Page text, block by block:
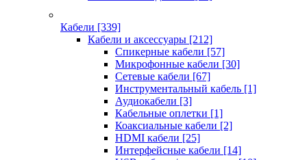
Кабели [339]
Кабели и аксессуары [212]
Спикерные кабели [57]
Микрофонные кабели [30]
Сетевые кабели [67]
Инструментальный кабель [1]
Аудиокабели [3]
Кабельные оплетки [1]
Коаксиальные кабели [2]
HDMI кабели [25]
Интерфейсные кабели [14]